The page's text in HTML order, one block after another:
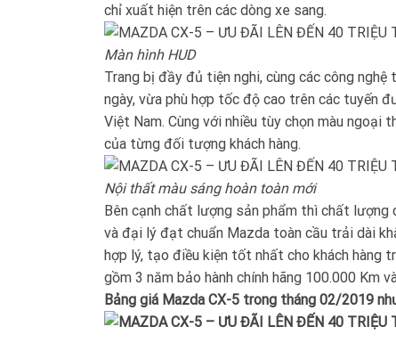
chỉ xuất hiện trên các dòng xe sang.
Màn hình HUD
Trang bị đầy đủ tiện nghi, cùng các công
ngày, vừa phù hợp tốc độ cao trên các tuyến
Việt Nam. Cùng với nhiều tùy chọn màu ngoại
của từng đối tượng khách hàng.
Nội thất màu sáng hoàn toàn mới
Bên cạnh chất lượng sản phẩm thì chất
và đại lý đạt chuẩn Mazda toàn cầu trải dài
hợp lý, tạo điều kiện tốt nhất cho khách hàng
gồm 3 năm bảo hành chính hãng 100.000 Km
Bảng giá Mazda CX-5 trong tháng 02/2019